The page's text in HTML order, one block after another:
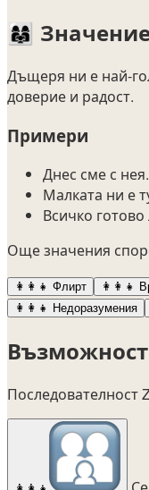
👩‍👩‍👧
Дъщеря ни е най-
доверие и радост.
Примери
Днес сме с нея.
Малката ни е
Всичко готово
Още значения
👩‍👩‍👧 Флирт 👩‍👩‍👧
👩‍👩‍👧 Недоразумения
Последователност